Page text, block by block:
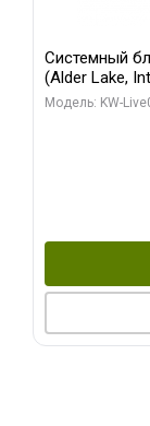
Системный
(Alder Lake,
модуля)/ MSI
Модель: KW-